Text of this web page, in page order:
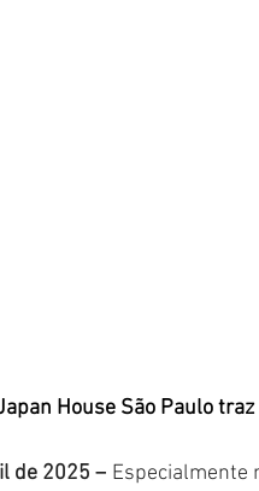
House São Paulo
de 2025 – Especialmente